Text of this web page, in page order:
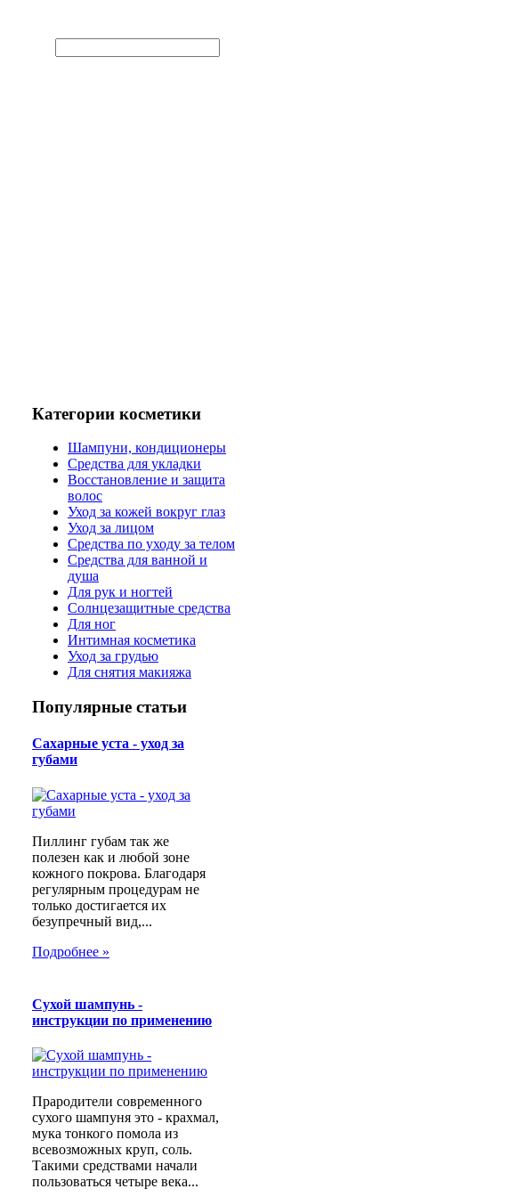
Категории косметики
Шампуни, кондиционеры
Средства для укладки
Восстановление и защита
волос
Уход за кожей вокруг глаз
Уход за лицом
Средства по уходу за телом
Средства для ванной и
душа
Для рук и ногтей
Солнцезащитные средства
Для ног
Интимная косметика
Уход за грудью
Для снятия макияжа
Популярные статьи
Сахарные уста - уход за
губами
Пиллинг губам так же
полезен как и любой зоне
кожного покрова. Благодаря
регулярным процедурам не
только достигается их
безупречный вид,...
Подробнее »
Сухой шампунь -
инструкции по применению
Прародители современного
сухого шампуня это - крахмал,
мука тонкого помола из
всевозможных круп, соль.
Такими средствами начали
пользоваться четыре века...